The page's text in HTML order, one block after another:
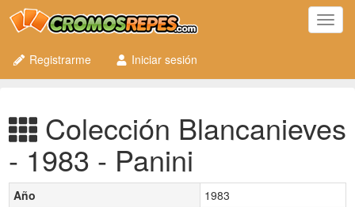
Registrarme
Iniciar sesión
Colección Blancanieves
- 1983 - Panini
Año
1983